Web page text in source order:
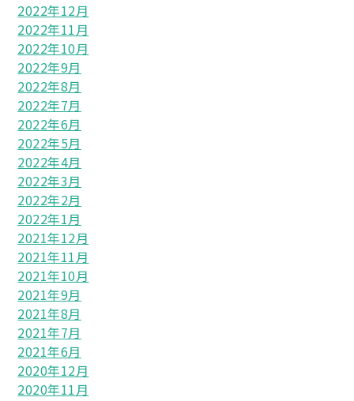
2022年12月
2022年11月
2022年10月
2022年9月
2022年8月
2022年7月
2022年6月
2022年5月
2022年4月
2022年3月
2022年2月
2022年1月
2021年12月
2021年11月
2021年10月
2021年9月
2021年8月
2021年7月
2021年6月
2020年12月
2020年11月